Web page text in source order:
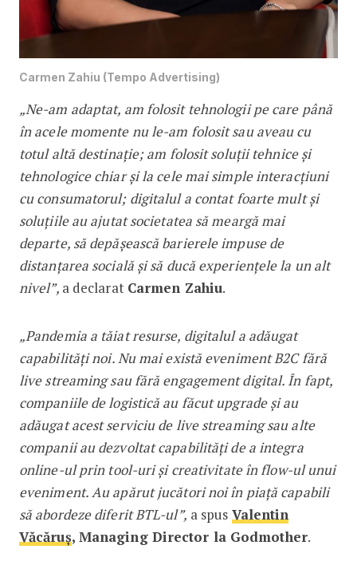
Carmen Zahiu (Tempo Advertising)
„Ne-am adaptat, am folosit tehnologii pe care până
în acele momente nu le-am folosit sau aveau cu
totul altă destinație; am folosit soluții tehnice și
tehnologice chiar și la cele mai simple interacțiuni
cu consumatorul; digitalul a contat foarte mult și
soluțiile au ajutat societatea să meargă mai
departe, să depășească barierele impuse de
distanțarea socială și să ducă experiențele la un alt
nivel”, a declarat Carmen Zahiu.
„Pandemia a tăiat resurse, digitalul a adăugat
capabilități noi. Nu mai există eveniment B2C fără
live streaming sau fără engagement digital. În fapt,
companiile de logistică au făcut upgrade și au
adăugat acest serviciu de live streaming sau alte
companii au dezvoltat capabilități de a integra
online-ul prin tool-uri și creativitate în flow-ul unui
eveniment. Au apărut jucători noi în piață capabili
să abordeze diferit BTL-ul”, a spus Valentin
Văcăruș, Managing Director la Godmother.